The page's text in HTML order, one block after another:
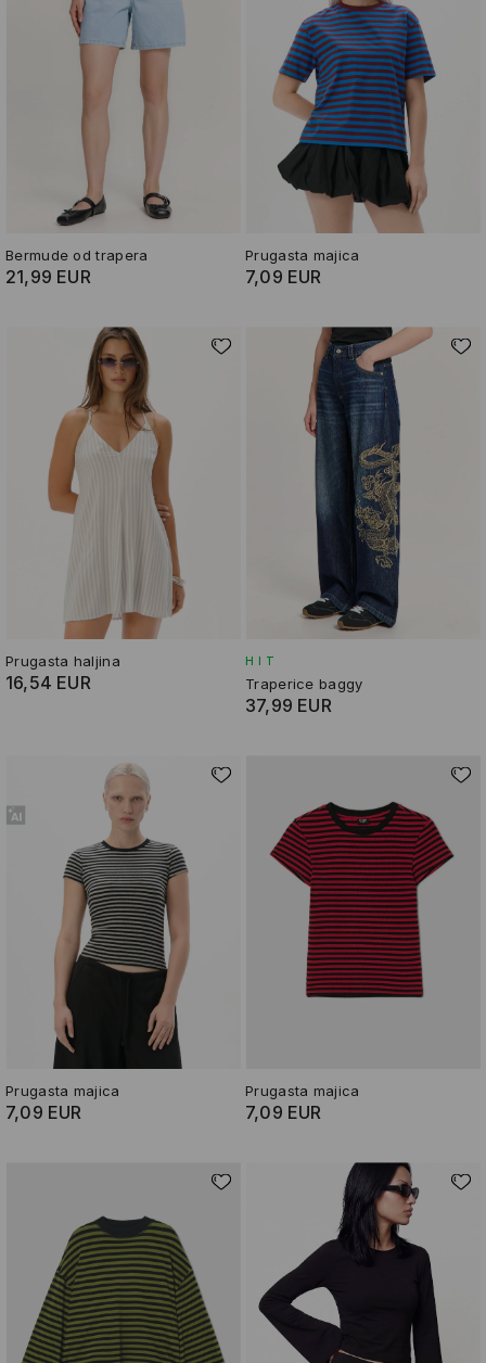
Bermude od trapera
21,99 EUR
Prugasta majica
7,09 EUR
Prugasta haljina
16,54 EUR
HIT
Traperice baggy
37,99 EUR
Prugasta majica
7,09 EUR
Prugasta majica
7,09 EUR